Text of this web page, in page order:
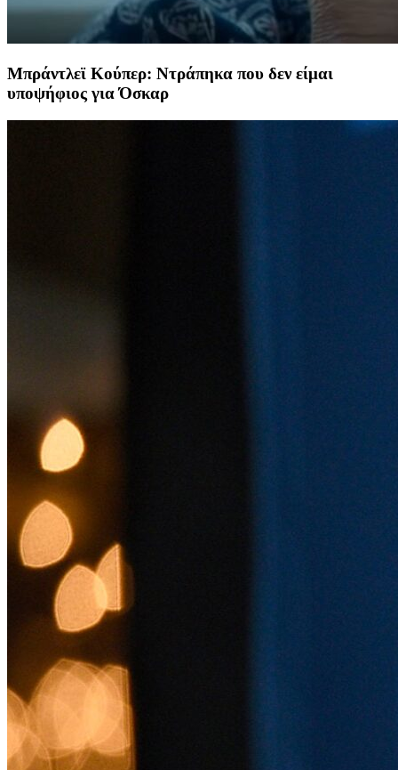
Μπράντλεϊ Κούπερ: Ντράπηκα που δεν είμαι
υποψήφιος για Όσκαρ